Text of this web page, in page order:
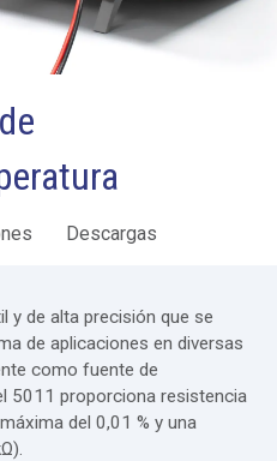
Descargas
y de alta precisión que se
de aplicaciones en diversas
como fuente de
5011 proporciona resistencia
del 0,01 % y una